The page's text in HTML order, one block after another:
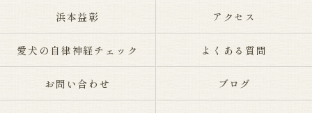
浜本益彰 アクセス
愛犬の自律神経チェック よくある質問
お問い合わせ ブログ